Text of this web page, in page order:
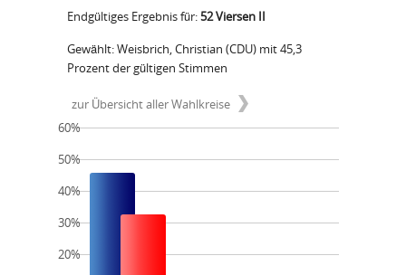
Endgültiges Ergebnis für:52 Viersen II
Gewählt: Weisbrich, Christian (CDU) mit 45,3
Prozent der gültigen Stimmen
zur Übersicht aller Wahlkreise
60%
50%
40%
30%
20%